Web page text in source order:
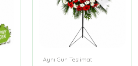
Aynı Gün Teslimat